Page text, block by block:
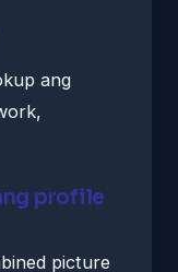
ang
profile
picture